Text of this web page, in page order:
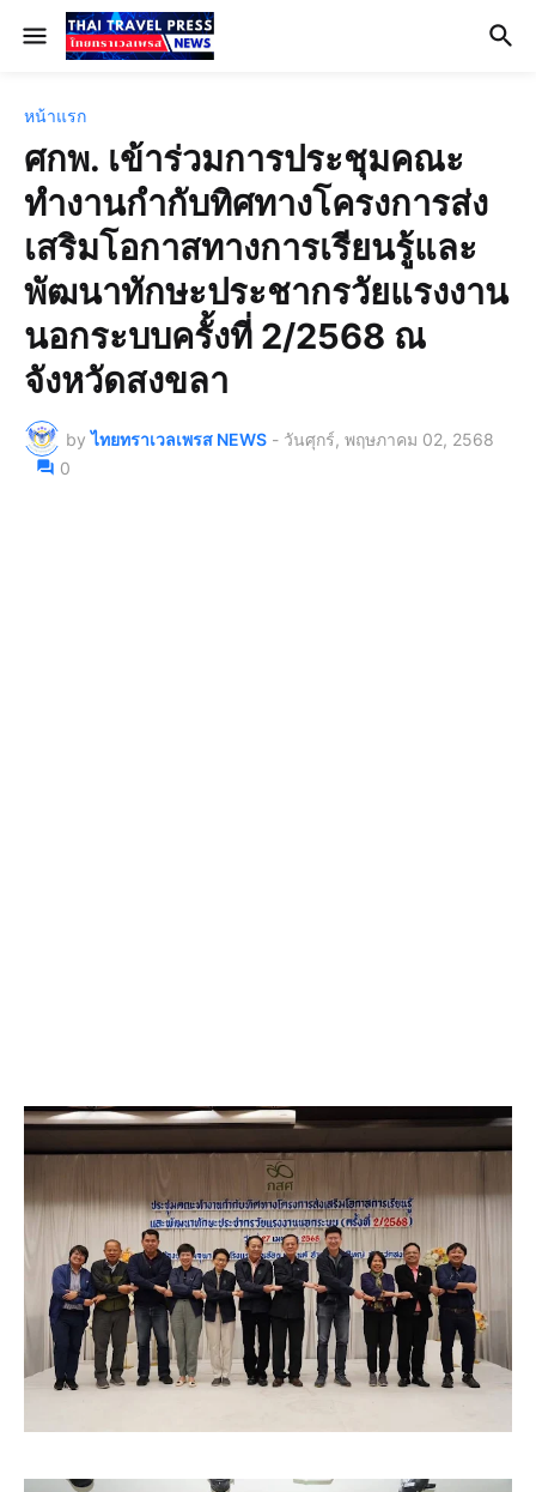
หน้าแรก
ศกพ. เข้าร่วมการประชุมคณะ
ทำงานกำกับทิศทางโครงการส่ง
เสริมโอกาสทางการเรียนรู้และ
พัฒนาทักษะประชากรวัยแรงงาน
นอกระบบครั้งที่ 2/2568 ณ
จังหวัดสงขลา
by ไทยทราเวลเพรส NEWS - วันศุกร์, พฤษภาคม 02, 2568
0